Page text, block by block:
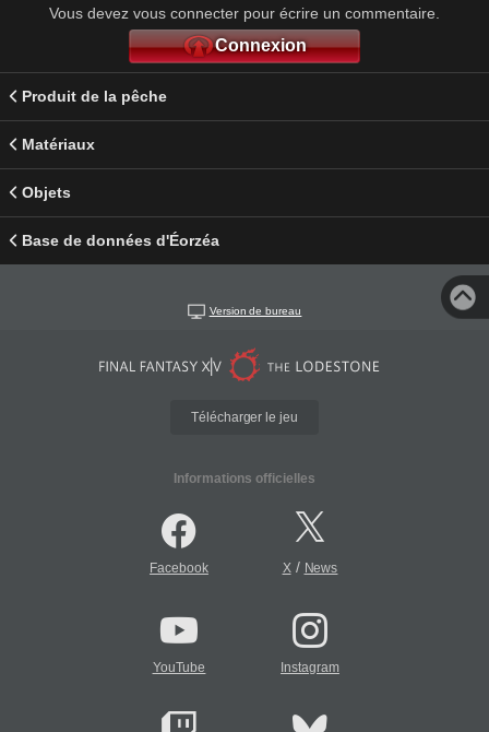
Vous devez vous connecter pour écrire un commentaire.
Connexion
Produit de la pêche
Matériaux
Objets
Base de données d'Éorzéa
Version de bureau
Télécharger le jeu
Informations officielles
Facebook X/ News
YouTube Instagram